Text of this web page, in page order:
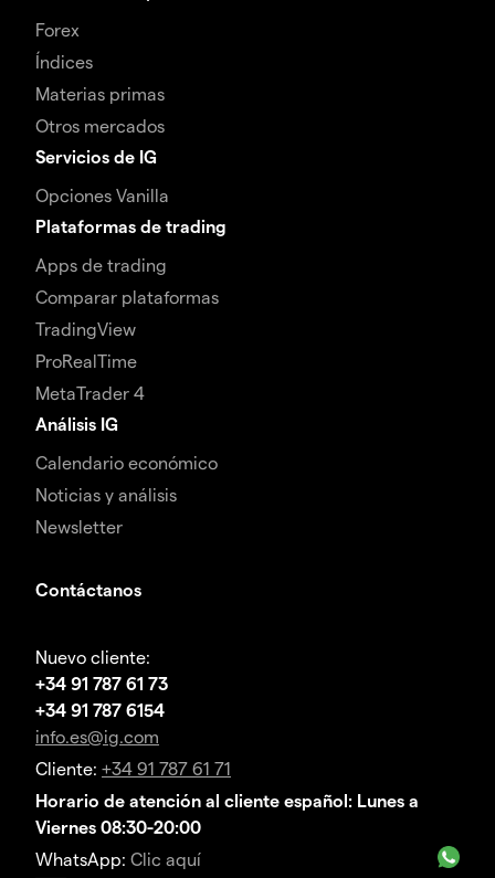
Forex
Índices
Materias primas
Otros mercados
Servicios de IG
Opciones Vanilla
Plataformas de trading
Apps de trading
Comparar plataformas
TradingView
ProRealTime
MetaTrader 4
Análisis IG
Calendario económico
Noticias y análisis
Newsletter
Contáctanos
Nuevo cliente:
+34 91 787 61 73
+34 91 787 6154
info.es@ig.com
Cliente: +34 91 787 61 71
Horario de atención al cliente español: Lunes a
Viernes 08:30-20:00
WhatsApp: Clic aquí